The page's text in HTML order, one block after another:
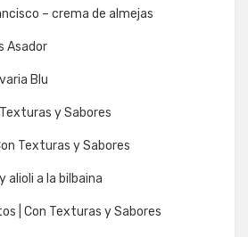
– crema de almejas
Asador
Blu
y Sabores
Texturas y Sabores
alioli a la bilbaina
| Con Texturas y Sabores